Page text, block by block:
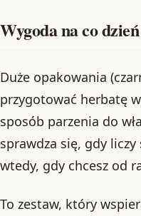
Wygoda na co
Duże opakowania
przygotować herbatę
sposób parzenia do
sprawdza się, gdy
wtedy, gdy chcesz od
To zestaw, który